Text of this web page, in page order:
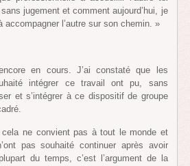
jugement et comment aujourd’hui, je
accompagner l’autre sur son chemin. »
en cours. J’ai constaté que les
intégrer ce travail ont pu, sans
et s’intégrer à ce dispositif de groupe
ne convient pas à tout le monde et
pas souhaité continuer après avoir
du temps, c’est l’argument de la